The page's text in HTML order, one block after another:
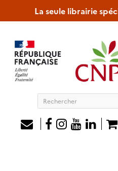
La seule librairie